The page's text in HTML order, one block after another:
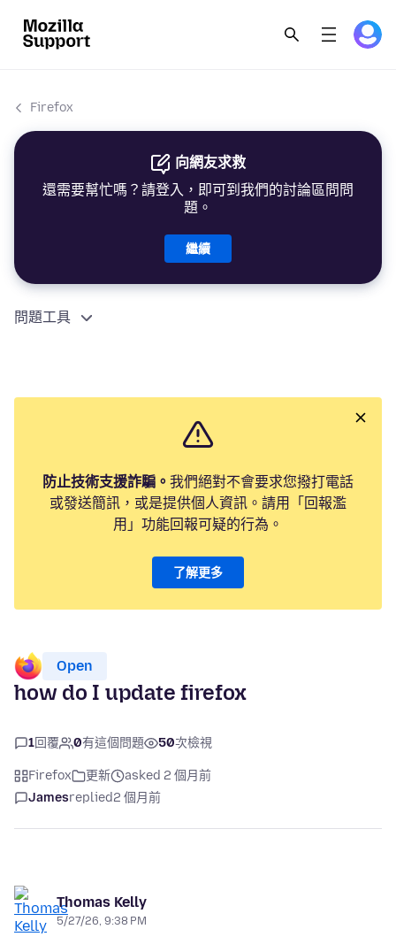
Firefox
向網友求救
還需要幫忙嗎？請登入，即可到我們的討論區問問
題。
繼續
問題工具
防止技術支援詐騙。 我們絕對不會要求您撥打電話
或發送簡訊，或是提供個人資訊。請用「回報濫
用」功能回報可疑的行為。
了解更多
Open
how do I update firefox
1回覆 0有這個問題 50次檢視
Firefox 更新
asked 2 個月前
Jamesreplied2 個月前
Thomas Kelly
5/27/26, 9:38 PM